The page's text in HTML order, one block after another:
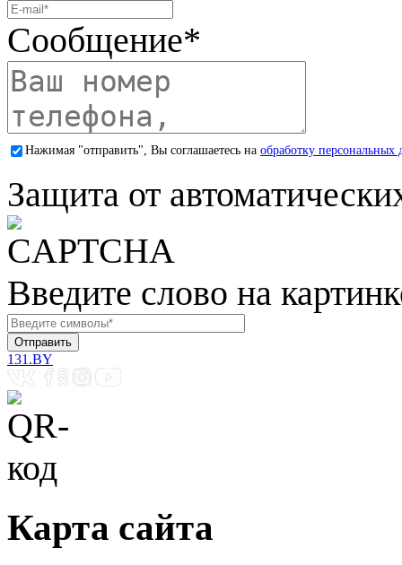
Сообщение*
Нажимая "отправить", Вы соглашаетесь на обработку персональных
Защита от
Введите слово на
131.BY
Карта сайта